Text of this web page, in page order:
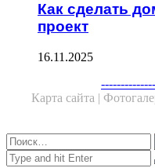
Как сделать
проект
16.11.2025
Карта сайта |
Close
Найти:
Close